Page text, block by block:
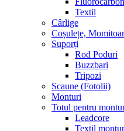
Textil
Cârlige
Coșulețe,
Suporți
Rod Poduri
Buzzbari
Tripozi
Scaune (Fotolii)
Monturi
Totul pentru
Leadcore
Textil